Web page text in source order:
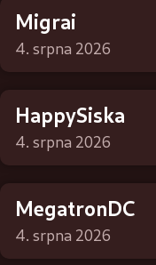
Migrai
4. srpna 2026
HappySiska
4. srpna 2026
MegatronDC
4. srpna 2026